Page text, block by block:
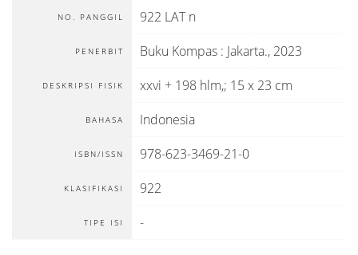
NO. PANGGIL 922 LAT n
PENERBIT Buku Kompas : Jakarta., 2023
DESKRIPSI FISIK xxvi + 198 hlm,; 15 x 23 cm
BAHASA Indonesia
ISBN/ISSN 978-623-3469-21-0
KLASIFIKASI 922
TIPE ISI -